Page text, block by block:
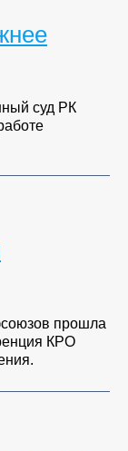
суд РК
прошла
КРО